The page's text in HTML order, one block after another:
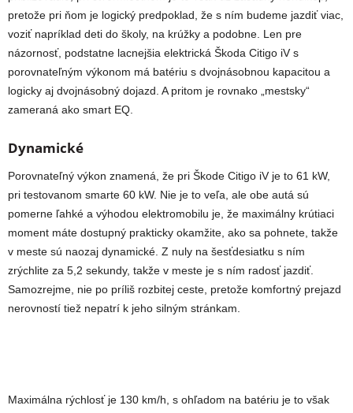
pretože pri ňom je logický predpoklad, že s ním budeme jazdiť viac,
voziť napríklad deti do školy, na krúžky a podobne. Len pre
názornosť, podstatne lacnejšia elektrická Škoda Citigo iV s
porovnateľným výkonom má batériu s dvojnásobnou kapacitou a
logicky aj dvojnásobný dojazd. A pritom je rovnako „mestsky“
zameraná ako smart EQ.
Dynamické
Porovnateľný výkon znamená, že pri Škode Citigo iV je to 61 kW,
pri testovanom smarte 60 kW. Nie je to veľa, ale obe autá sú
pomerne ľahké a výhodou elektromobilu je, že maximálny krútiaci
moment máte dostupný prakticky okamžite, ako sa pohnete, takže
v meste sú naozaj dynamické. Z nuly na šesťdesiatku s ním
zrýchlite za 5,2 sekundy, takže v meste je s ním radosť jazdiť.
Samozrejme, nie po príliš rozbitej ceste, pretože komfortný prejazd
nerovností tiež nepatrí k jeho silným stránkam.
Maximálna rýchlosť je 130 km/h, s ohľadom na batériu je to však